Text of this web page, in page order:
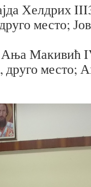
Хелдрих
место;
Ања Макивић
место;